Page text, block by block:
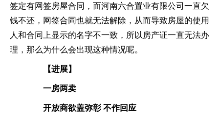
签定有网签房屋合同，而河南六合置业有限公司一直欠
钱不还，网签合同也就无法解除，从而导致房屋的使用
人和合同上显示的名字不一致，所以房产证一直无法办
理，那么为什么会出现这种情况呢。
【进展】
一房两卖
开放商欲盖弥彰 不作回应